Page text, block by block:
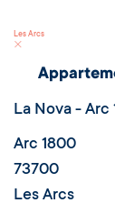
Les Arcs
La Nova -
Arc 1800
73700
Les Arcs